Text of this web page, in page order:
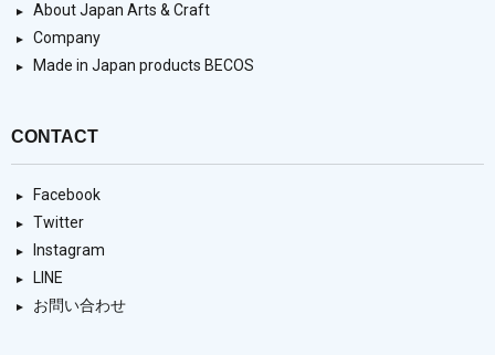
About Japan Arts & Craft
Company
Made in Japan products BECOS
CONTACT
Facebook
Twitter
Instagram
LINE
お問い合わせ